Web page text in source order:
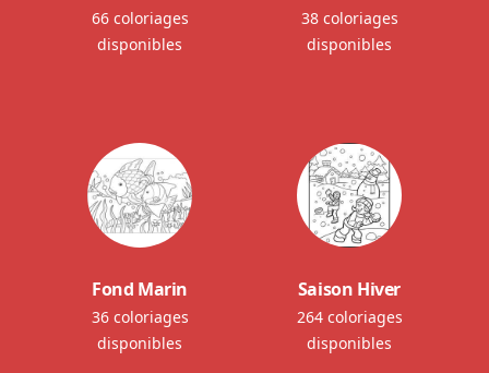
66 coloriages
disponibles
38 coloriages
disponibles
Fond Marin
36 coloriages
disponibles
Saison Hiver
264 coloriages
disponibles